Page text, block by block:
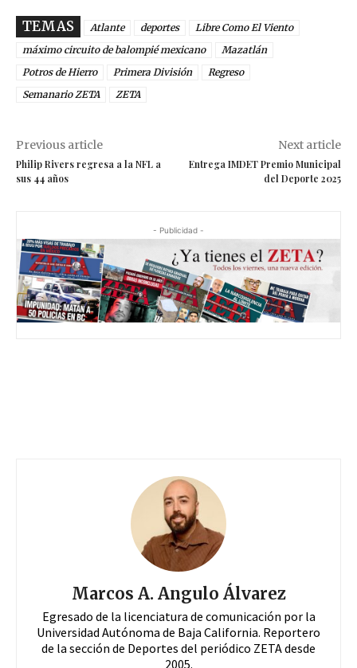
TEMAS Atlante deportes
Libre Como El Viento
máximo circuito de balompié mexicano
Mazatlán
Potros de Hierro
Primera División
Regreso
Semanario ZETA
ZETA
Previous article
Philip Rivers regresa a la NFL a
sus 44 años
Next article
Entrega IMDET Premio Municipal
del Deporte 2025
- Publicidad -
Marcos A. Angulo Álvarez
Egresado de la licenciatura de comunicación por la
Universidad Autónoma de Baja California. Reportero
de la sección de Deportes del periódico ZETA desde
2005.